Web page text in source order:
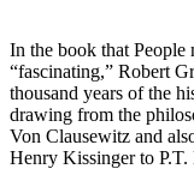
In the book that People
“fascinating,” Robert
thousand years of the
drawing from the
Von Clausewitz and
Henry Kissinger to P.T.